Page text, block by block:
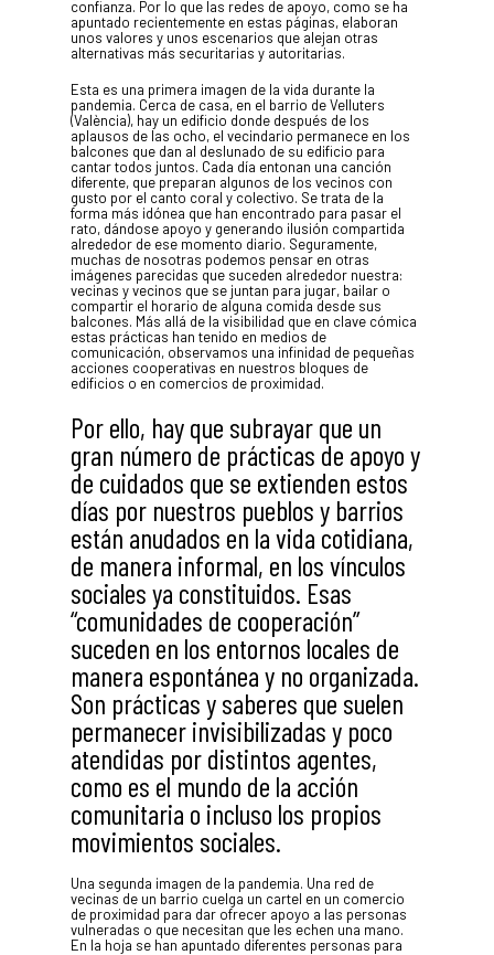
confianza. Por lo que las redes de apoyo, como se ha
apuntado recientemente en estas páginas, elaboran
unos valores y unos escenarios que alejan otras
alternativas más securitarias y autoritarias.
Esta es una primera imagen de la vida durante la
pandemia. Cerca de casa, en el barrio de Velluters
(València), hay un edificio donde después de los
aplausos de las ocho, el vecindario permanece en los
balcones que dan al deslunado de su edificio para
cantar todos juntos. Cada día entonan una canción
diferente, que preparan algunos de los vecinos con
gusto por el canto coral y colectivo. Se trata de la
forma más idónea que han encontrado para pasar el
rato, dándose apoyo y generando ilusión compartida
alrededor de ese momento diario. Seguramente,
muchas de nosotras podemos pensar en otras
imágenes parecidas que suceden alrededor nuestra:
vecinas y vecinos que se juntan para jugar, bailar o
compartir el horario de alguna comida desde sus
balcones. Más allá de la visibilidad que en clave cómica
estas prácticas han tenido en medios de
comunicación, observamos una infinidad de pequeñas
acciones cooperativas en nuestros bloques de
edificios o en comercios de proximidad.
Por ello, hay que subrayar que un
gran número de prácticas de apoyo y
de cuidados que se extienden estos
días por nuestros pueblos y barrios
están anudados en la vida cotidiana,
de manera informal, en los vínculos
sociales ya constituidos. Esas
“comunidades de cooperación”
suceden en los entornos locales de
manera espontánea y no organizada.
Son prácticas y saberes que suelen
permanecer invisibilizadas y poco
atendidas por distintos agentes,
como es el mundo de la acción
comunitaria o incluso los propios
movimientos sociales.
Una segunda imagen de la pandemia. Una red de
vecinas de un barrio cuelga un cartel en un comercio
de proximidad para dar ofrecer apoyo a las personas
vulneradas o que necesitan que les echen una mano.
En la hoja se han apuntado diferentes personas para